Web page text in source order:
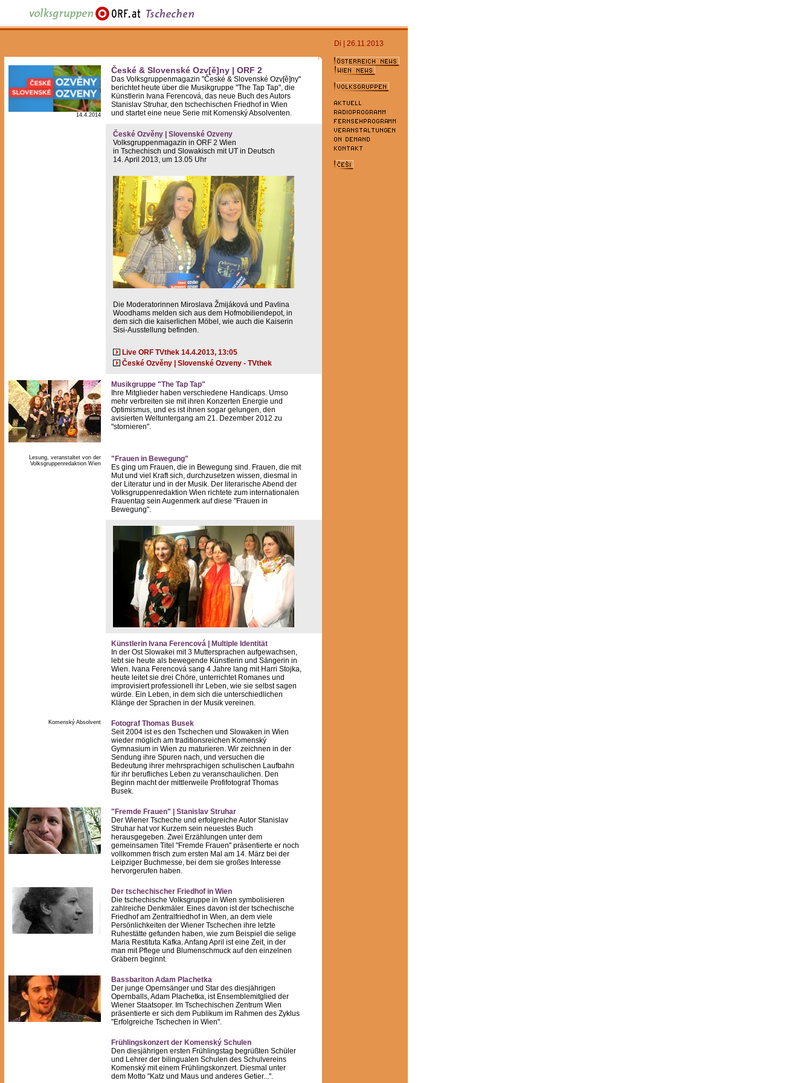
Di | 26.11.2013
14.4.2014
České & Slovenské Ozv[ě]ny | ORF 2
Das Volksgruppenmagazin "České & Slovenské Ozv[ě]ny"
berichtet heute über die Musikgruppe "The Tap Tap", die
Künstlerin Ivana Ferencová, das neue Buch des Autors
Stanislav Struhar, den tschechischen Friedhof in Wien
und startet eine neue Serie mit Komenský Absolventen.
České Ozvěny | Slovenské Ozveny
Volksgruppenmagazin in ORF 2 Wien
in Tschechisch und Slowakisch mit UT in Deutsch
14. April 2013, um 13.05 Uhr
Die Moderatorinnen Miroslava Žmijáková und Pavlina
Woodhams melden sich aus dem Hofmobiliendepot, in
dem sich die kaiserlichen Möbel, wie auch die Kaiserin
Sisi-Ausstellung befinden.
Live ORF TVthek 14.4.2013, 13:05
České Ozvěny | Slovenské Ozveny - TVthek
Musikgruppe "The Tap Tap"
Ihre Mitglieder haben verschiedene Handicaps. Umso
mehr verbreiten sie mit ihren Konzerten Energie und
Optimismus, und es ist ihnen sogar gelungen, den
avisierten Weltuntergang am 21. Dezember 2012 zu
"stornieren".
Lesung, veranstaltet von der
Volksgruppenredaktion Wien
"Frauen in Bewegung"
Es ging um Frauen, die in Bewegung sind. Frauen, die mit
Mut und viel Kraft sich, durchzusetzen wissen, diesmal in
der Literatur und in der Musik. Der literarische Abend der
Volksgruppenredaktion Wien richtete zum internationalen
Frauentag sein Augenmerk auf diese "Frauen in
Bewegung".
Künstlerin Ivana Ferencová | Multiple Identität
In der Ost Slowakei mit 3 Muttersprachen aufgewachsen,
lebt sie heute als bewegende Künstlerin und Sängerin in
Wien. Ivana Ferencová sang 4 Jahre lang mit Harri Stojka,
heute leitet sie drei Chöre, unterrichtet Romanes und
improvisiert professionell ihr Leben, wie sie selbst sagen
würde. Ein Leben, in dem sich die unterschiedlichen
Klänge der Sprachen in der Musik vereinen.
Komenský Absolvent
Fotograf Thomas Busek
Seit 2004 ist es den Tschechen und Slowaken in Wien
wieder möglich am traditionsreichen Komenský
Gymnasium in Wien zu maturieren. Wir zeichnen in der
Sendung ihre Spuren nach, und versuchen die
Bedeutung ihrer mehrsprachigen schulischen Laufbahn
für ihr berufliches Leben zu veranschaulichen. Den
Beginn macht der mittlerweile Profifotograf Thomas
Busek.
"Fremde Frauen" | Stanislav Struhar
Der Wiener Tscheche und erfolgreiche Autor Stanislav
Struhar hat vor Kurzem sein neuestes Buch
herausgegeben. Zwei Erzählungen unter dem
gemeinsamen Titel "Fremde Frauen" präsentierte er noch
vollkommen frisch zum ersten Mal am 14. März bei der
Leipziger Buchmesse, bei dem sie großes Interesse
hervorgerufen haben.
Der tschechischer Friedhof in Wien
Die tschechische Volksgruppe in Wien symbolisieren
zahlreiche Denkmäler. Eines davon ist der tschechische
Friedhof am Zentralfriedhof in Wien, an dem viele
Persönlichkeiten der Wiener Tschechen ihre letzte
Ruhestätte gefunden haben, wie zum Beispiel die selige
Maria Restituta Kafka. Anfang April ist eine Zeit, in der
man mit Pflege und Blumenschmuck auf den einzelnen
Gräbern beginnt.
Bassbariton Adam Plachetka
Der junge Opernsänger und Star des diesjährigen
Opernballs, Adam Plachetka, ist Ensemblemitglied der
Wiener Staatsoper. Im Tschechischen Zentrum Wien
präsentierte er sich dem Publikum im Rahmen des Zyklus
"Erfolgreiche Tschechen in Wien".
Frühlingskonzert der Komenský Schulen
Den diesjährigen ersten Frühlingstag begrüßten Schüler
und Lehrer der bilingualen Schulen des Schulvereins
Komenský mit einem Frühlingskonzert. Diesmal unter
dem Motto "Katz und Maus und anderes Getier...".